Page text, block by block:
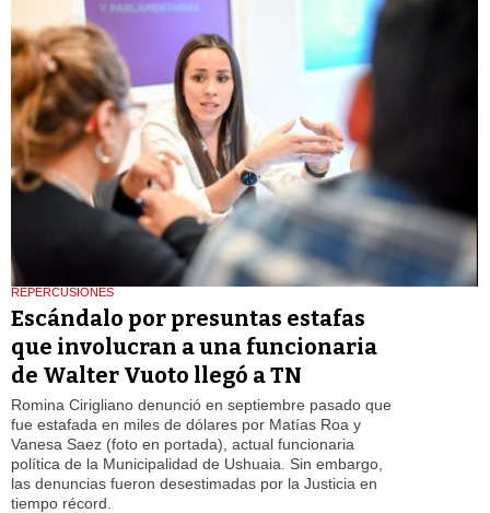
REPERCUSIONES
Escándalo por presuntas estafas
que involucran a una funcionaria
de Walter Vuoto llegó a TN
Romina Cirigliano denunció en septiembre pasado que
fue estafada en miles de dólares por Matías Roa y
Vanesa Saez (foto en portada), actual funcionaria
política de la Municipalidad de Ushuaia. Sin embargo,
las denuncias fueron desestimadas por la Justicia en
tiempo récord.